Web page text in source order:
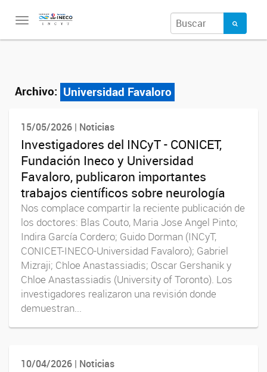
Toggle
Archivo: Universidad Favaloro
15/05/2026 | Noticias
Investigadores del INCyT - CONICET,
Fundación Ineco y Universidad
Favaloro, publicaron importantes
trabajos científicos sobre neurología
Nos complace compartir la reciente publicación de
los doctores: Blas Couto, Maria Jose Angel Pinto;
Indira García Cordero; Guido Dorman (INCyT,
CONICET-INECO-Universidad Favaloro); Gabriel
Mizraji; Chloe Anastassiadis; Oscar Gershanik y
Chloe Anastassiadis (University of Toronto). Los
investigadores realizaron una revisión donde
demuestran...
10/04/2026 | Noticias